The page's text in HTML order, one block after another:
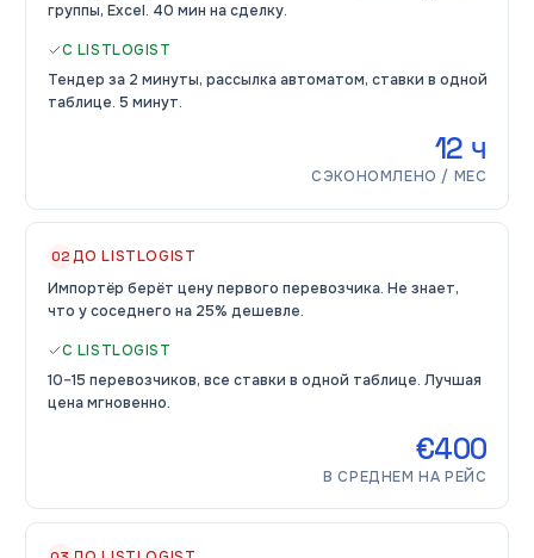
группы, Excel. 40 мин на сделку.
С LISTLOGIST
Тендер за 2 минуты, рассылка автоматом, ставки в одной
таблице. 5 минут.
12 ч
СЭКОНОМЛЕНО / МЕС
02 ДО LISTLOGIST
Импортёр берёт цену первого перевозчика. Не знает,
что у соседнего на 25% дешевле.
С LISTLOGIST
10–15 перевозчиков, все ставки в одной таблице. Лучшая
цена мгновенно.
€400
В СРЕДНЕМ НА РЕЙС